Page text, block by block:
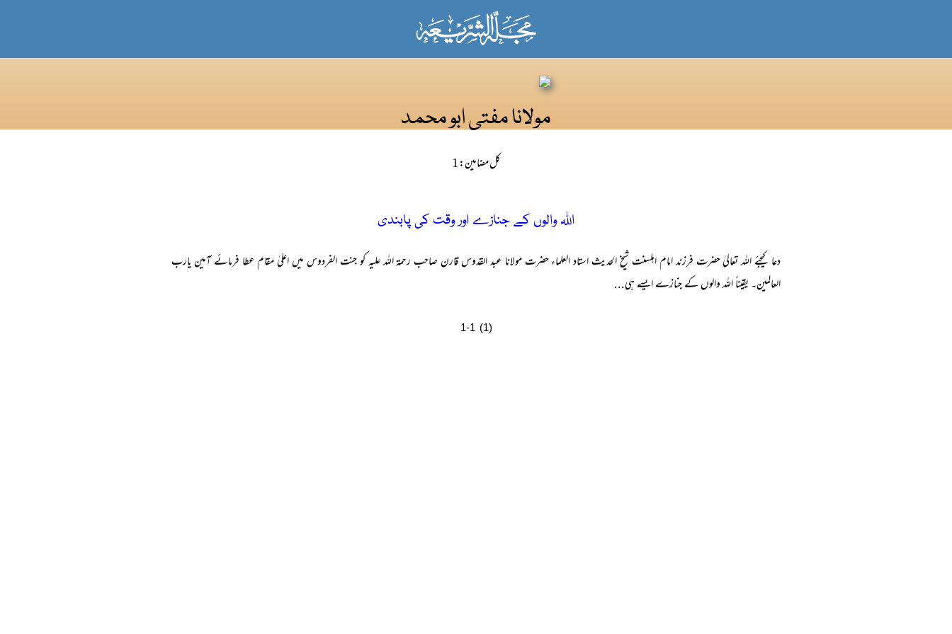
مولانا مفتی ابو محمد
کل مضامین: 1
اللہ والوں کے جنازے اور وقت کی پابندی
دعا کیجئے اللہ تعالیٰ حضرت فرزند امام اہلسنت شیخ الحدیث استاد العلماء حضرت مولانا عبد القدوس قارن صاحب رحمۃ اللہ علیہ کو جنت الفردوس میں اعلیٰ مقام عطا فرمائے آمین یارب
العالمین۔ یقیناً اللہ والوں کے جنازے ایسے ہی...
1-1 (1)